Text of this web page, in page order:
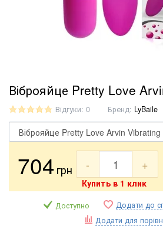
Віброяйце Pretty Love
Відгуки: 0 Бренд: LyBaile
704грн - +
Купить в 1 клик
Доступно
Додати до
Додати для